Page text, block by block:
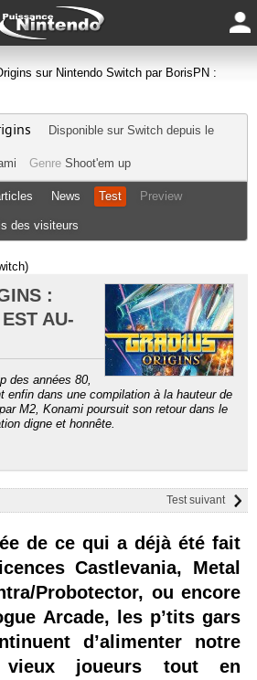
sur Nintendo Switch par BorisPN :
Disponible sur Switch depuis le
Genre Shoot'em up
News Test Preview
des visiteurs
:
AU-
des années 80,
enfin dans une compilation à la hauteur de
M2, Konami poursuit son retour dans le
digne et honnête.
Test suivant
de ce qui a déjà été fait
Castlevania, Metal
Probotector, ou encore
Arcade, les p’tits gars
d’alimenter notre
vieux joueurs tout en